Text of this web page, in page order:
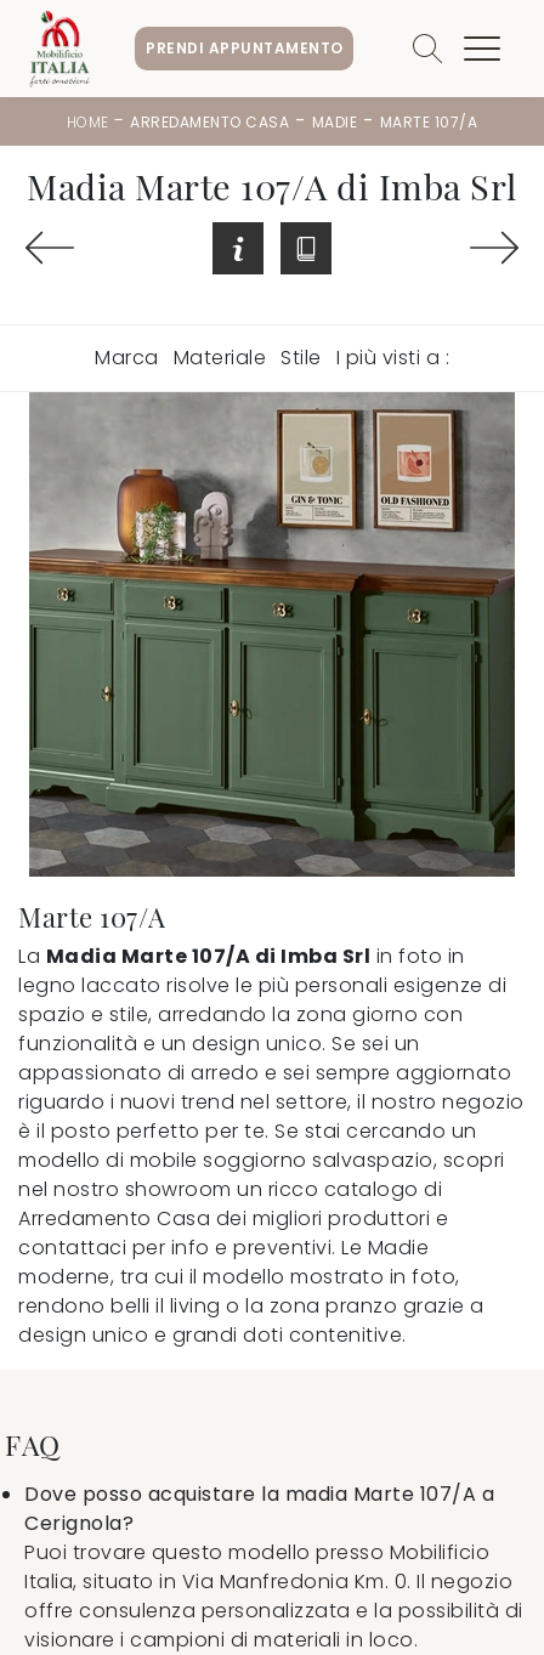
PRENDI APPUNTAMENTO
HOME -ARREDAMENTO CASA - MADIE - MARTE 107/A
Madia Marte 107/A di Imba Srl
Marca Materiale Stile I più visti a :
Marte 107/A
La Madia Marte 107/A di Imba Srl in foto in
legno laccato risolve le più personali esigenze di
spazio e stile, arredando la zona giorno con
funzionalità e un design unico. Se sei un
appassionato di arredo e sei sempre aggiornato
riguardo i nuovi trend nel settore, il nostro negozio
è il posto perfetto per te. Se stai cercando un
modello di mobile soggiorno salvaspazio, scopri
nel nostro showroom un ricco catalogo di
Arredamento Casa dei migliori produttori e
contattaci per info e preventivi. Le Madie
moderne, tra cui il modello mostrato in foto,
rendono belli il living o la zona pranzo grazie a
design unico e grandi doti contenitive.
FAQ
Dove posso acquistare la madia Marte 107/A a
Cerignola?
Puoi trovare questo modello presso Mobilificio
Italia, situato in Via Manfredonia Km. 0. Il negozio
offre consulenza personalizzata e la possibilità di
visionare i campioni di materiali in loco.